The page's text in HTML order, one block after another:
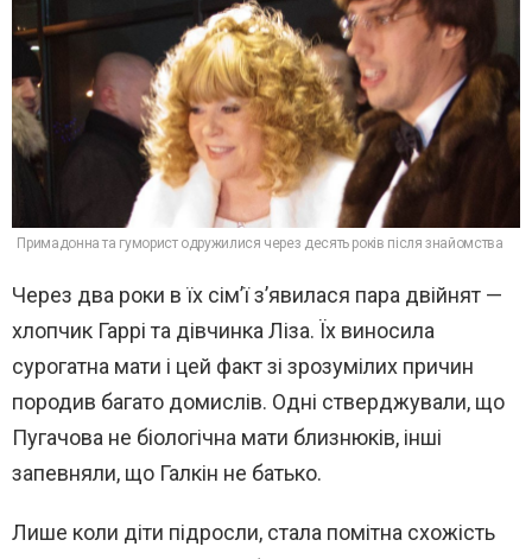
Примадонна та гуморист одружилися через десять років після знайомства
Через два роки в їх сім’ї з’явилася пара двійнят —
хлопчик Гаррі та дівчинка Ліза. Їх виносила
сурогатна мати і цей факт зі зрозумілих причин
породив багато домислів. Одні стверджували, що
Пугачова не біологічна мати близнюків, інші
запевняли, що Галкін не батько.
Лише коли діти підросли, стала помітна схожість